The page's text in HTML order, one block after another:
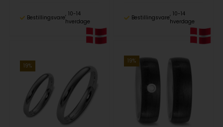
Bestillingsvare
10-14
hverdage
Bestillingsvare
10-14
hverdage
19%
19%